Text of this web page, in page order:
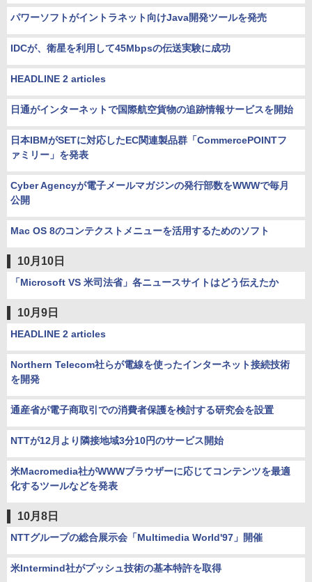
パワーソフトがイントラネット向けJava開発ツールを発売
IDCが、衛星を利用して45Mbpsの伝送実験に成功
HEADLINE 2 articles
日通がインターネットで国際航空貨物の追跡情報サービスを開始
日本IBMがSETに対応したEC関連製品群「CommercePOINTフ
ァミリー」を発表
Cyber Agencyが電子メールマガジンの発行部数をWWWで毎月
公開
Mac OS 8のコンテクストメニューを活用するためのソフト
10月10日
「Microsoft VS 米司法省」各ニュースサイトはどう伝えたか
10月9日
HEADLINE 2 articles
Northern Telecom社らが電線を使ったインターネット接続技術
を開発
通産省が電子商取引での消費者保護を検討する研究会を設置
NTTが12月より隣接地域3分10円のサービス開始
米Macromedia社がWWWブラウザーに応じてコンテンツを最適
化するツールなどを発表
10月8日
NTTグループの総合展示会「Multimedia World'97」開催
米Intermind社がプッシュ技術の基本特許を取得